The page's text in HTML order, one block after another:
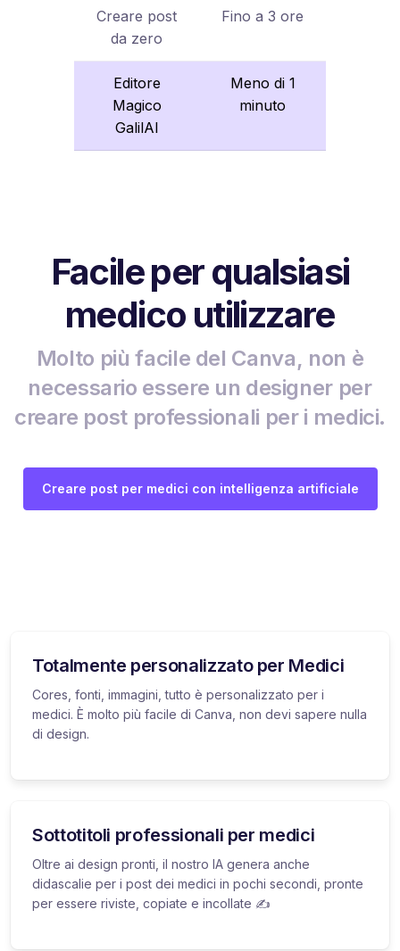
Creare post
da zero
Fino a 3 ore
Editore
Magico
GalilAI
Meno di 1
minuto
Facile per qualsiasi
medico utilizzare
Molto più facile del Canva, non è
necessario essere un designer per
creare post professionali per i medici.
Creare post per medici con intelligenza artificiale
Totalmente personalizzato per Medici
Cores, fonti, immagini, tutto è personalizzato per i
medici. È molto più facile di Canva, non devi sapere nulla
di design.
Sottotitoli professionali per medici
Oltre ai design pronti, il nostro IA genera anche
didascalie per i post dei medici in pochi secondi, pronte
per essere riviste, copiate e incollate ✍️